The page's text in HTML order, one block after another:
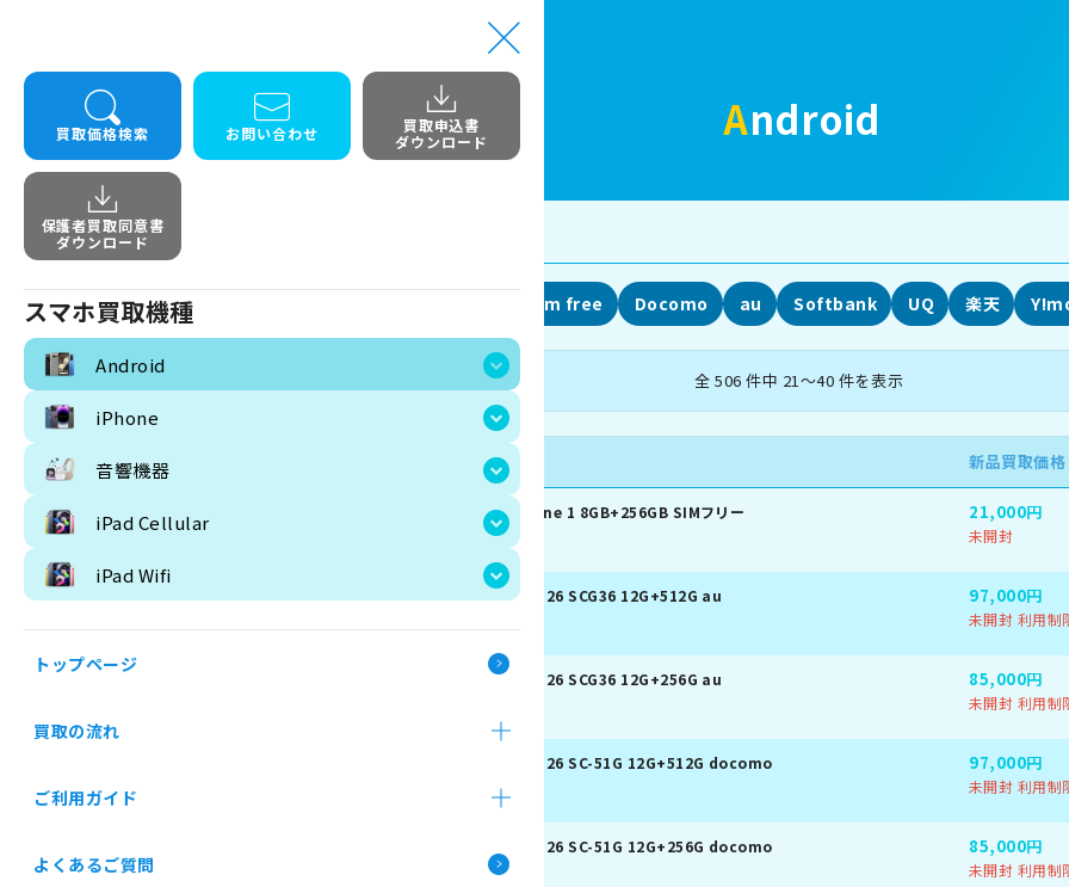
買取価格検索 お問い合わせ
買取申込書
ダウンロード
保護者買取同意書
ダウンロード
スマホ買取機種
Android
iPhone
音響機器
iPad Cellular
iPad Wifi
トップページ
買取の流れ
ご利用ガイド
よくあるご質問
Android
スマホ買取機種
Android
iPhone
音響機器
iPad Cellular
iPad Wifi
Sim free Docomo au Softbank UQ 楽天
全 506 件中 21～40 件を表示
商品名 新品買取価格
CMF Phone 1 8GB+256GB SIMフリー 21,000円
未開封
Galaxy S26 SCG36 12G+512G au 97,000円
未開封 利用制
Galaxy S26 SCG36 12G+256G au 85,000円
未開封 利用制
Galaxy S26 SC-51G 12G+512G docomo 97,000円
未開封 利用制
Galaxy S26 SC-51G 12G+256G docomo 85,000円
未開封 利用制